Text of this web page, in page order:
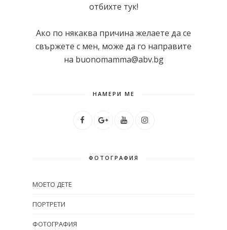
отбихте тук!
Ако по някаква причина желаете да се
свържете с мен, може да го направите
на buonomamma@abv.bg
НАМЕРИ МЕ
ФОТОГРАФИЯ
МОЕТО ДЕТЕ
ПОРТРЕТИ
ФОТОГРАФИЯ